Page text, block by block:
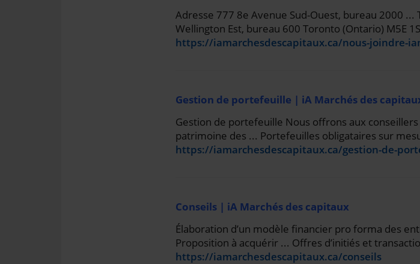
Adresse 777 8e Avenue Sud-Ouest, bureau 2000
Wellington Est, bureau 600 Toronto (Ontario) M5E
https://iamarchesdescapitaux.ca/nous-joindre-
Gestion de portefeuille | iA Marchés des
Gestion de portefeuille Nous offrons aux
patrimoine des ... Portefeuilles obligataires sur
https://iamarchesdescapitaux.ca/gestion-de-
Conseils | iA Marchés des capitaux
Élaboration d’un modèle financier pro forma des
Proposition à acquérir ... Offres d’initiés et
https://iamarchesdescapitaux.ca/conseils